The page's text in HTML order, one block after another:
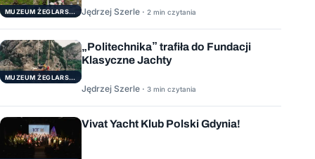
MUZEUM ŻEGLARSTWA POMORSKIEGO Jędrzej Szerle · 2 min czytania
MUZEUM ŻEGLARSTWA POMORSKIEGO
„Politechnika” trafiła do Fundacji
Klasyczne Jachty
Jędrzej Szerle · 3 min czytania
Vivat Yacht Klub Polski Gdynia!